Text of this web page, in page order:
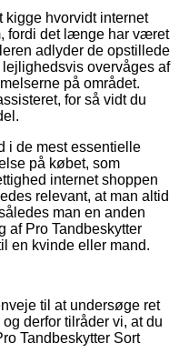
hvorvidt internet
fordi det længe har været
adlyder de opstillede
overvåges af
på området.
for så vidt du
i de mest essentielle
på købet, som
internet shoppen
relevant, at man altid
man en anden
af Pro Tandbeskytter
en kvinde eller mand.
til at undersøge ret
derfor tilråder vi, at du
Tandbeskytter Sort